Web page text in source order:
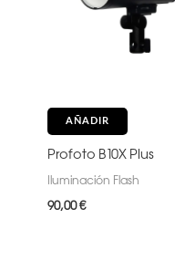
AÑADIR
Profoto B10X Plus
Iluminación Flash
90,00€